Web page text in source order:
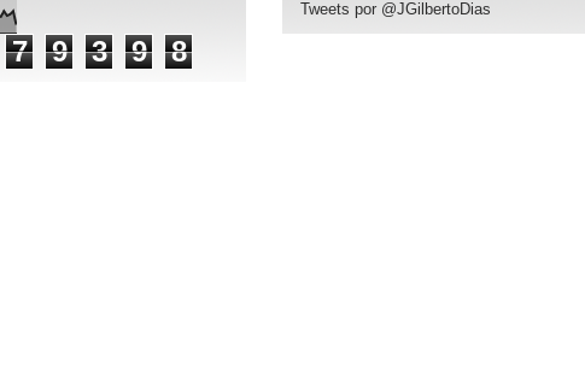
7 9 3 9 8
Tweets por @JGilbertoDias